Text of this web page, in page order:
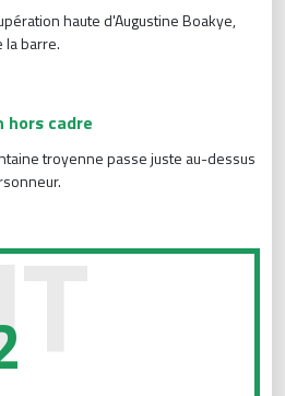
haute d'Augustine Boakye,
la barre.
hors cadre
troyenne passe juste au-dessus